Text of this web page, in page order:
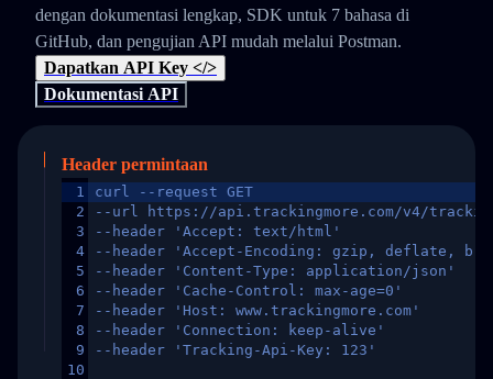
dengan dokumentasi lengkap, SDK untuk 7 bahasa di
GitHub, dan pengujian API mudah melalui Postman.
Dapatkan API Key </>
Dokumentasi API
Header permintaan
1
2
3
4
5
6
7
8
9
10
curl --request GET
--url https://api.trackingmore.com/v4/trackings/
--header 'Accept: text/html'
--header 'Accept-Encoding: gzip, deflate,
--header 'Content-Type: application/json'
--header 'Cache-Control: max-age=0'
--header 'Host: www.trackingmore.com'
--header 'Connection: keep-alive'
--header 'Tracking-Api-Key: 123'